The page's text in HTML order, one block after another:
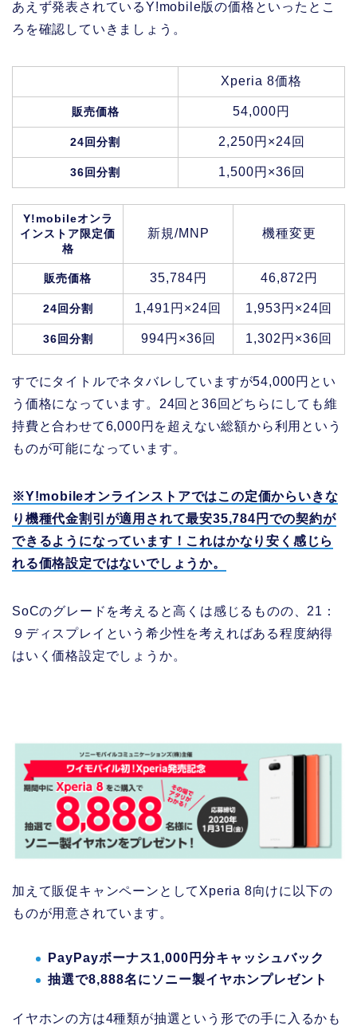
あえず発表されているY!mobile版の価格といったとこ
ろを確認していきましょう。
Xperia 8価格
販売価格 54,000円
24回分割 2,250円×24回
36回分割 1,500円×36回
Y!mobileオンラ
インストア限定価
格
新規/MNP 機種変更
販売価格 35,784円 46,872円
24回分割 1,491円×24回 1,953円×24回
36回分割 994円×36回 1,302円×36回
すでにタイトルでネタバレしていますが54,000円とい
う価格になっています。24回と36回どちらにしても維
持費と合わせて6,000円を超えない総額から利用という
ものが可能になっています。
※Y!mobileオンラインストアではこの定価からいきな
り機種代金割引が適用されて最安35,784円での契約が
できるようになっています！これはかなり安く感じら
れる価格設定ではないでしょうか。
SoCのグレードを考えると高くは感じるものの、21：
９ディスプレイという希少性を考えればある程度納得
はいく価格設定でしょうか。
加えて販促キャンペーンとしてXperia 8向けに以下の
ものが用意されています。
PayPayボーナス1,000円分キャッシュバック
抽選で8,888名にソニー製イヤホンプレゼント
イヤホンの方は4種類が抽選という形での手に入るかも